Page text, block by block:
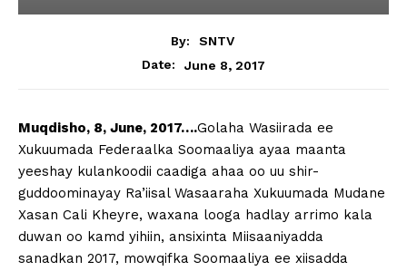
By:
SNTV
Date:
June 8, 2017
Muqdisho, 8, June, 2017….Golaha Wasiirada ee
Xukuumada Federaalka Soomaaliya ayaa maanta
yeeshay kulankoodii caadiga ahaa oo uu shir-
guddoominayay Ra’iisal Wasaaraha Xukuumada Mudane
Xasan Cali Kheyre, waxana looga hadlay arrimo kala
duwan oo kamd yihiin, ansixinta Miisaaniyadda
sanadkan 2017, mowqifka Soomaaliya ee xiisadda